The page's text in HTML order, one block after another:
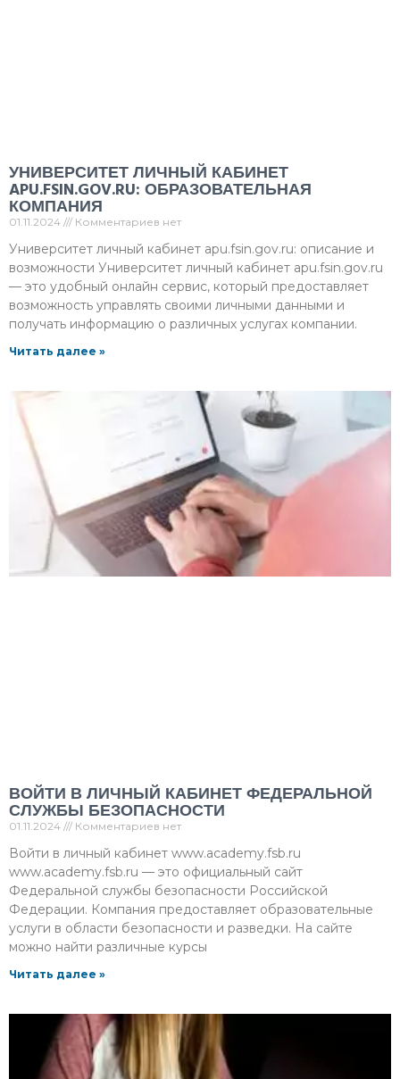
УНИВЕРСИТЕТ ЛИЧНЫЙ КАБИНЕТ
APU.FSIN.GOV.RU: ОБРАЗОВАТЕЛЬНАЯ
КОМПАНИЯ
01.11.2024 Комментариев нет
Университет личный кабинет apu.fsin.gov.ru: описание и
возможности Университет личный кабинет apu.fsin.gov.ru
— это удобный онлайн сервис, который предоставляет
возможность управлять своими личными данными и
получать информацию о различных услугах компании.
Читать далее »
ВОЙТИ В ЛИЧНЫЙ КАБИНЕТ ФЕДЕРАЛЬНОЙ
СЛУЖБЫ БЕЗОПАСНОСТИ
01.11.2024 Комментариев нет
Войти в личный кабинет www.academy.fsb.ru
www.academy.fsb.ru — это официальный сайт
Федеральной службы безопасности Российской
Федерации. Компания предоставляет образовательные
услуги в области безопасности и разведки. На сайте
можно найти различные курсы
Читать далее »